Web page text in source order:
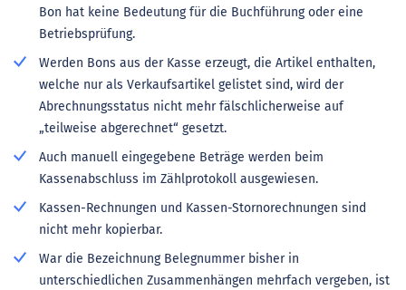
Bon hat keine Bedeutung für die Buchführung oder eine
Betriebsprüfung.
Werden Bons aus der Kasse erzeugt, die Artikel enthalten,
welche nur als Verkaufsartikel gelistet sind, wird der
Abrechnungsstatus nicht mehr fälschlicherweise auf
„teilweise abgerechnet“ gesetzt.
Auch manuell eingegebene Beträge werden beim
Kassenabschluss im Zählprotokoll ausgewiesen.
Kassen-Rechnungen und Kassen-Stornorechnungen sind
nicht mehr kopierbar.
War die Bezeichnung Belegnummer bisher in
unterschiedlichen Zusammenhängen mehrfach vergeben, ist